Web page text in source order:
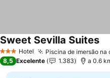
3 EstrelasHotel Piscina de imersão na
Sweet Sevilla Suites
8,5 Excelente 1.383 a 0.6